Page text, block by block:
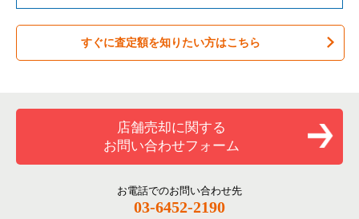
バーの居抜き売却物件の案件一覧
居酒屋・ダイニングバーの居抜き売却物件の案件一覧
洋食の居抜き売却物件の案件一覧
その他の居抜き売却物件の案件一覧
台東区の飲食店の居抜き売却物件の案件一覧
練馬区の飲食店の居抜き売却物件の案件一覧
北区の飲食店の居抜き売却物件の案件一覧
江戸川区の飲食店の居抜き売却物件の案件一覧
東京23区のテイクアウトの居抜き売却物件の案件一覧
東京23区のお弁当・惣菜・デリの居抜き売却物件の案件一覧
東京23区のバーの居抜き売却物件の案件一覧
東京23区の居酒屋・ダイニングバーの居抜き売却物件の案件一
東京23区の専門料理の居抜き売却物件の案件一覧
恵比寿駅のテイクアウトの居抜き売却物件の案件一覧
恵比寿駅のバーの居抜き売却物件の案件一覧
恵比寿駅の専門料理の居抜き売却物件の案件一覧
恵比寿駅の和食の居抜き売却物件の案件一覧
恵比寿駅の洋食の居抜き売却物件の案件一覧
すぐに査定額を知りたい方はこちら
店舗売却に関する
お問い合わせフォーム
お電話でのお問い合わせ先
03-6452-2190